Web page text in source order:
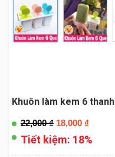
Khuôn làm kem 6 thanh
22,000₫ 18,000 ₫
Tiết kiệm: 18%